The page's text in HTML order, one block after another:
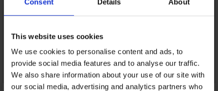
This website uses cookies
We use cookies to personalise content and ads, to
provide social media features and to analyse our traffic.
We also share information about your use of our site with
our social media, advertising and analytics partners who